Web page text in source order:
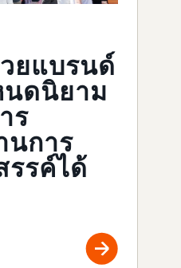
วยแบรนด์
นดนิยาม
ร
การ
รรค์ได้